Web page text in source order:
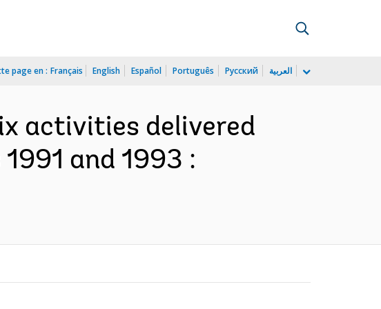
page en : Français English Español Português Русский العربية
activities delivered
and 1993 :